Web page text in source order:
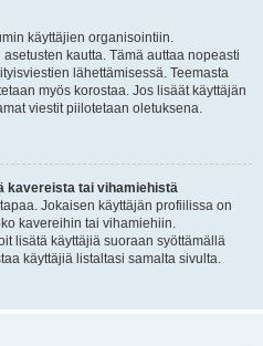
käyttäjien organisointiin.
kautta. Tämä auttaa nopeasti
lähettämisessä. Teemasta
myös korostaa. Jos lisäät käyttäjän
viestit piilotetaan oletuksena.
kavereista tai vihamiehistä
Jokaisen käyttäjän profiilissa on
kavereihin tai vihamiehiin.
lisätä käyttäjiä suoraan syöttämällä
käyttäjiä listaltasi samalta sivulta.